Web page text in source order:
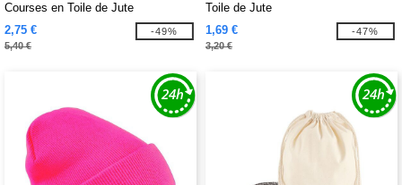
Courses en Toile de Jute
2,75 €
5,40 €
-49%
Toile de Jute
1,69 €
3,20 €
-47%